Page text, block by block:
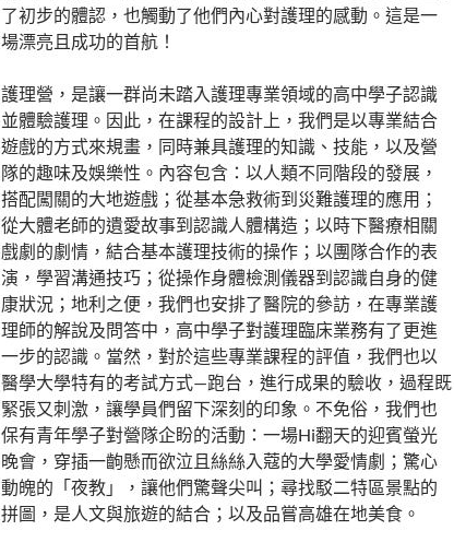
了初步的體認，也觸動了他們內心對護理的感動。這是一
場漂亮且成功的首航！
護理營，是讓一群尚未踏入護理專業領域的高中學子認識
並體驗護理。因此，在課程的設計上，我們是以專業結合
遊戲的方式來規畫，同時兼具護理的知識、技能，以及營
隊的趣味及娛樂性。內容包含：以人類不同階段的發展，
搭配闖關的大地遊戲；從基本急救術到災難護理的應用；
從大體老師的遺愛故事到認識人體構造；以時下醫療相關
戲劇的劇情，結合基本護理技術的操作；以團隊合作的表
演，學習溝通技巧；從操作身體檢測儀器到認識自身的健
康狀況；地利之便，我們也安排了醫院的參訪，在專業護
理師的解說及問答中，高中學子對護理臨床業務有了更進
一步的認識。當然，對於這些專業課程的評值，我們也以
醫學大學特有的考試方式—跑台，進行成果的驗收，過程既
緊張又刺激，讓學員們留下深刻的印象。不免俗，我們也
保有青年學子對營隊企盼的活動：一場Hi翻天的迎賓螢光
晚會，穿插一齣懸而欲泣且絲絲入蔻的大學愛情劇；驚心
動魄的「夜教」，讓他們驚聲尖叫；尋找駁二特區景點的
拼圖，是人文與旅遊的結合；以及品嘗高雄在地美食。